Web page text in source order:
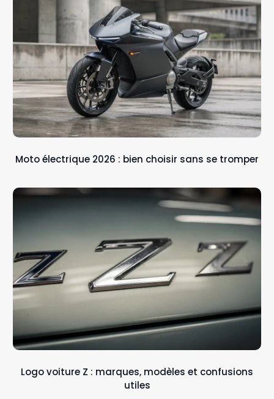
Moto électrique 2026 : bien choisir sans se tromper
Logo voiture Z : marques, modèles et confusions
utiles